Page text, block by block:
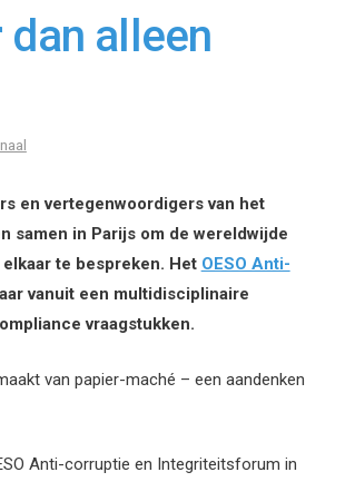
dan alleen
en vertegenwoordigers van het
samen in Parijs om de wereldwijde
te bespreken. Het OESO Anti-
vanuit een multidisciplinaire
vraagstukken.
van papier-maché – een aandenken
Anti-corruptie en Integriteitsforum in